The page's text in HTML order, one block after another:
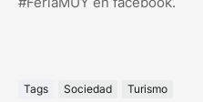
Tags Sociedad Turismo